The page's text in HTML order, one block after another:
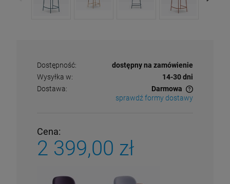
Dostępność:
dostępny na zamówienie
Wysyłka w:
14-30 dni
Dostawa:
Darmowa
Cena nie zawiera ewentualnych kosztów płatności
sprawdź formy dostawy
Cena:
2 399,00 zł